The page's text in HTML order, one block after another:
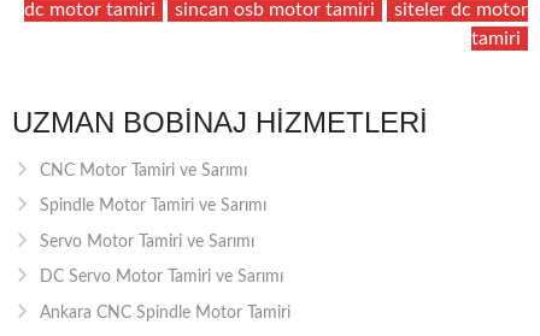
dc motor tamiri
sincan osb motor tamiri
siteler dc motor
tamiri
UZMAN BOBINAJ HIZMETLERI
CNC Motor Tamiri ve Sarımı
Spindle Motor Tamiri ve Sarımı
Servo Motor Tamiri ve Sarımı
DC Servo Motor Tamiri ve Sarımı
Ankara CNC Spindle Motor Tamiri